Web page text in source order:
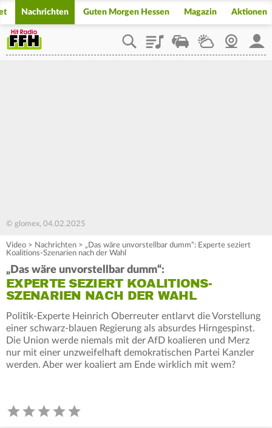
Nachrichten Guten Morgen Hessen Magazin Aktionen
PlaylistStaupilotWetterWebcam
© glomex, 04.02.2025
Video > Nachrichten > „Das wäre unvorstellbar dumm“: Experte seziert
Koalitions-Szenarien nach der Wahl
„Das wäre unvorstellbar dumm“:
EXPERTE SEZIERT KOALITIONS-
SZENARIEN NACH DER WAHL
Politik-Experte Heinrich Oberreuter entlarvt die Vorstellung
einer schwarz-blauen Regierung als absurdes Hirngespinst.
Die Union werde niemals mit der AfD koalieren und Merz
nur mit einer unzweifelhaft demokratischen Partei Kanzler
werden. Aber wer koaliert am Ende wirklich mit wem?